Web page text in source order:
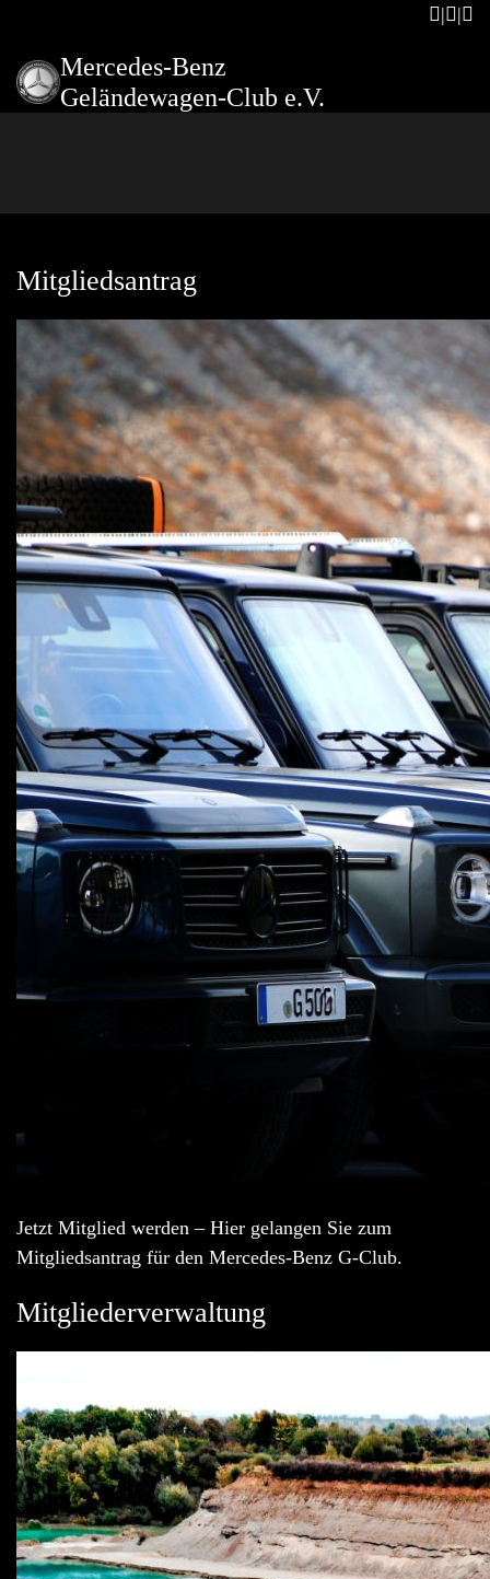
Mercedes-Benz
Geländewagen-Club e.V.
Mitgliedsantrag
Jetzt Mitglied werden – Hier gelangen Sie zum
Mitgliedsantrag für den Mercedes-Benz G-Club.
Mitgliederverwaltung